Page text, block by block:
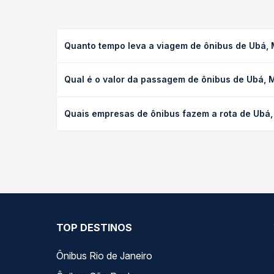
Quanto tempo leva a viagem de ônibus de Ubá,
as condições de tráfego. Na Quero Passagem
Qual é o valor da passagem de ônibus de Ubá,
antecedência da compra. Na Quero Passagem
Quais empresas de ônibus fazem a rota de
TOP DESTINOS
Ônibus Rio de Janeiro